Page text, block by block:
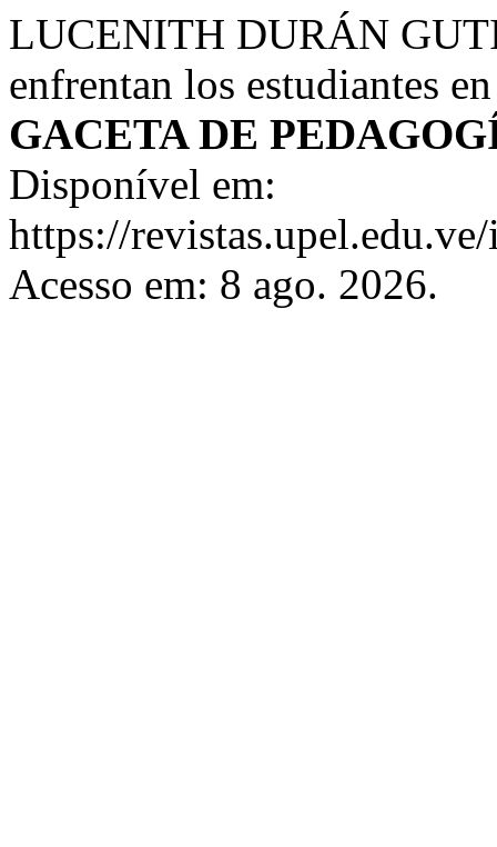
LUCENITH DURÁN
enfrentan los estudiantes
GACETA DE
Disponível em:
https://
Acesso em: 8 ago. 2026.